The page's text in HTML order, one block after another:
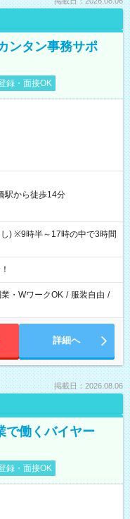
ンタン事務サポ
録・面接OK
駅から徒歩14分
) ※9時半～17時の中で3時間
・WワークOK / 服装自由 /
詳細へ
掲載日：2026.08.06
で働くバイヤー
録・面接OK